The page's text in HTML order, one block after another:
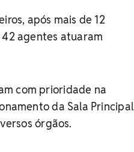
após mais de 12
agentes atuaram
com prioridade na
da Sala Principal
órgãos.